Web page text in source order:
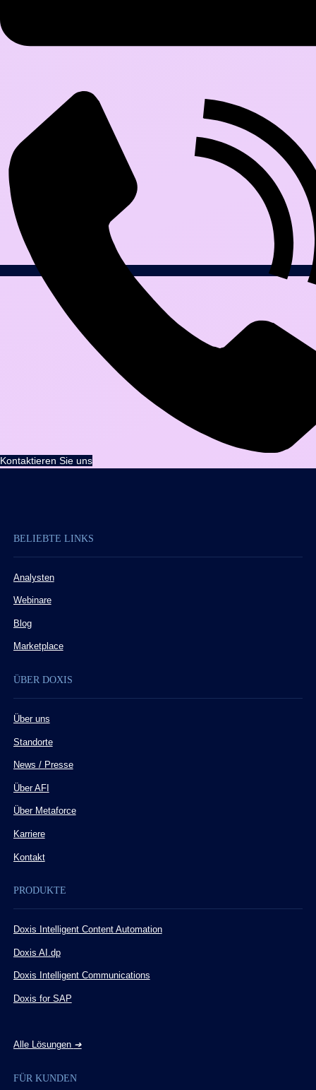
Kontaktieren Sie uns
BELIEBTE LINKS
Analysten
Webinare
Blog
Marketplace
ÜBER DOXIS
Über uns
Standorte
News / Presse
Über AFI
Über Metaforce
Karriere
Kontakt
PRODUKTE
Doxis Intelligent Content Automation
Doxis AI.dp
Doxis Intelligent Communications
Doxis for SAP
Alle Lösungen ➔
FÜR KUNDEN